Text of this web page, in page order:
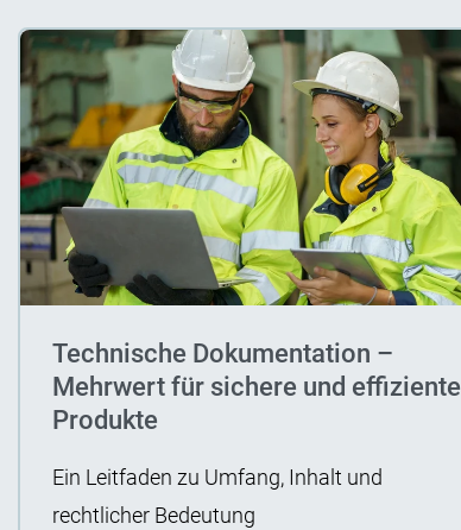
Technische Dokumentation –
Mehrwert für sichere und effiziente
Produkte
Ein Leitfaden zu Umfang, Inhalt und
rechtlicher Bedeutung